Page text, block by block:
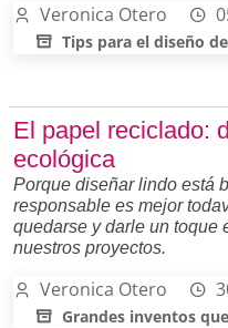
Veronica Otero
Tips para el diseño
El papel reciclado:
ecológica
Porque diseñar lindo está
responsable es mejor
quedarse y darle un toque
nuestros proyectos.
Veronica Otero
Grandes inventos